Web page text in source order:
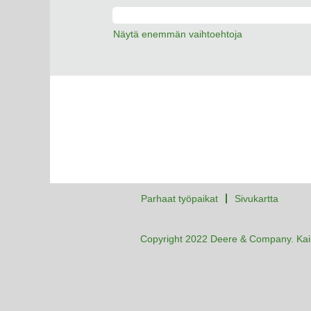
Näytä enemmän vaihtoehtoja
Parhaat työpaikat Sivukartta
Copyright 2022 Deere & Company.